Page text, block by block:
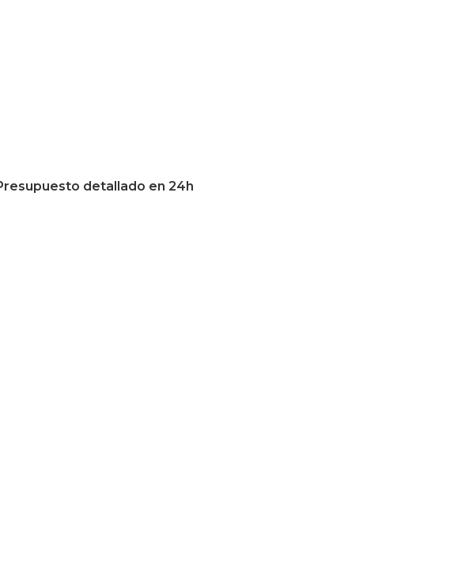
detallado en 24h